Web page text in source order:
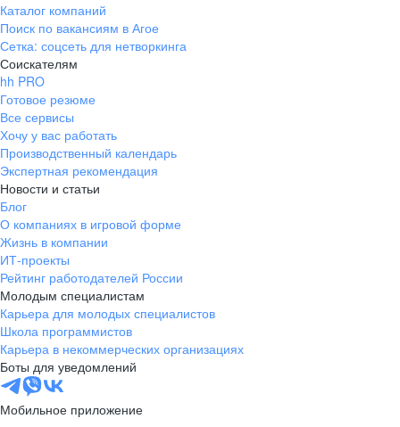
Каталог компаний
Поиск по вакансиям в Агое
Сетка: соцсеть для нетворкинга
Соискателям
hh PRO
Готовое резюме
Все сервисы
Хочу у вас работать
Производственный календарь
Экспертная рекомендация
Новости и статьи
Блог
О компаниях в игровой форме
Жизнь в компании
ИТ-проекты
Рейтинг работодателей России
Молодым специалистам
Карьера для молодых специалистов
Школа программистов
Карьера в некоммерческих организациях
Боты для уведомлений
Мобильное приложение